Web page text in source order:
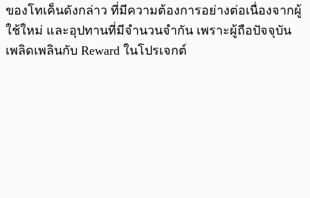
ของโทเค็นดังกล่าว ที่มีความต้องการอย่างต่อเนื่องจากผู้
ใช้ใหม่ และอุปทานที่มีจำนวนจำกัน เพราะผู้ถือปัจจุบัน
เพลิดเพลินกับ Reward ในโปรเจกต์